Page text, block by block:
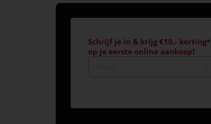
Schrijf je in & krijg €10,- korting*
op je eerste online aankoop!